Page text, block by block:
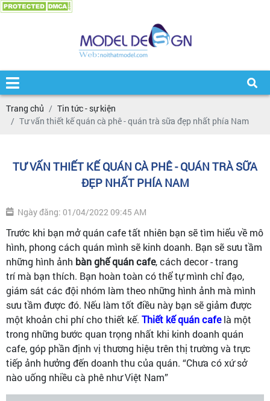
Trang chủ
Tin tức - sự kiện
Tư vấn thiết kế quán cà phê - quán trà sữa đẹp nhất phía Nam
TƯ VẤN THIẾT KẾ QUÁN CÀ PHÊ - QUÁN TRÀ SỮA
ĐẸP NHẤT PHÍA NAM
Ngày đăng: 01/04/2022 09:45 AM
Trước khi bạn mở quán cafe tất nhiên bạn sẽ tìm hiểu về mô
hình, phong cách quán mình sẽ kinh doanh. Bạn sẽ sưu tầm
những hình ảnh bàn ghế quán cafe, cách decor - trang
trí mà bạn thích. Bạn hoàn toàn có thể tự mình chỉ đạo,
giám sát các đội nhóm làm theo những hình ảnh mà mình
sưu tầm được đó. Nếu làm tốt điều này bạn sẽ giảm được
một khoản chi phí cho thiết kế. Thiết kế quán cafelà một
trong những bước quan trọng nhất khi kinh doanh quán
cafe, góp phần định vị thương hiệu trên thị trường và trực
tiếp ảnh hưởng đến doanh thu của quán. “Chưa có xứ sở
nào uống nhiều cà phê như Việt Nam”